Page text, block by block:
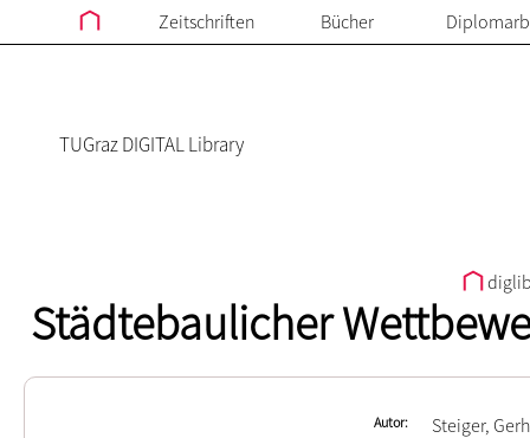
Zeitschriften Bücher
TUGraz DIGITAL Library
Städtebaulicher
Autor Steiger,